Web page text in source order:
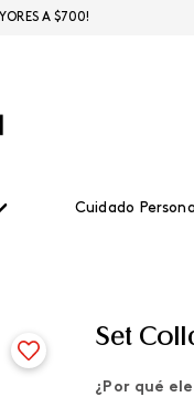
Cuidado
A $700!
Set
¿Por qué